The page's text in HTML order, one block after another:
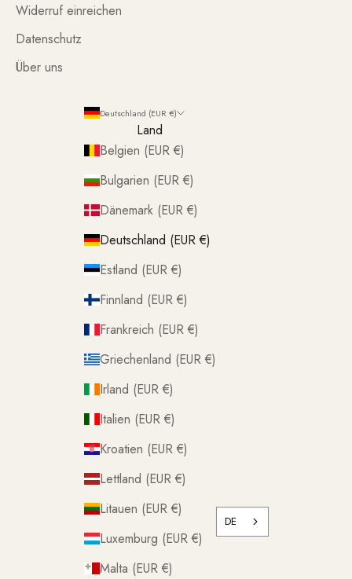
Widerruf einreichen
Datenschutz
Über uns
Deutschland (EUR €)
Land
Belgien (EUR €)
Bulgarien (EUR €)
Dänemark (EUR €)
Deutschland (EUR €)
Estland (EUR €)
Finnland (EUR €)
Frankreich (EUR €)
Griechenland (EUR €)
Irland (EUR €)
Italien (EUR €)
Kroatien (EUR €)
Lettland (EUR €)
Litauen (EUR €)
Luxemburg (EUR €)
Malta (EUR €)
DE